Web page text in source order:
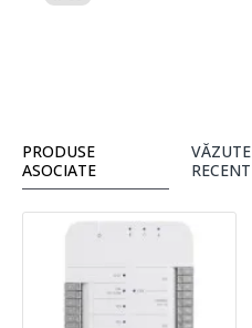
PRODUSE
ASOCIATE
VĂZUTE
RECENT